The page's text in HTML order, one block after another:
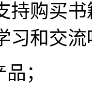
持购买
习和交流
；